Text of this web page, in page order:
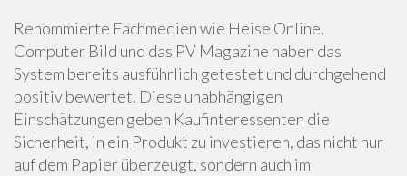
Renommierte Fachmedien wie Heise Online,
Computer Bild und das PV Magazine haben das
System bereits ausführlich getestet und durchgehend
positiv bewertet. Diese unabhängigen
Einschätzungen geben Kaufinteressenten die
Sicherheit, in ein Produkt zu investieren, das nicht nur
auf dem Papier überzeugt, sondern auch im